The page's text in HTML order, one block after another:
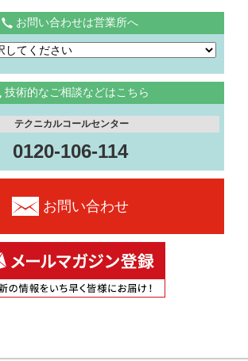
お問い合わせは営業所へ
技術的なご相談などはこちら
テクニカルコールセンター
0120-106-114
お問い合わせ